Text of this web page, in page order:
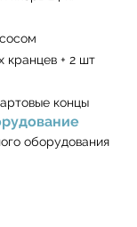
кранцев + 2 шт
концы
оборудования